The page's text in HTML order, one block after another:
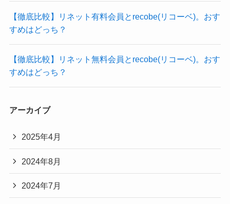
【徹底比較】リネット有料会員とrecobe(リコーベ)。おす
すめはどっち？
【徹底比較】リネット無料会員とrecobe(リコーベ)。おす
すめはどっち？
アーカイブ
2025年4月
2024年8月
2024年7月